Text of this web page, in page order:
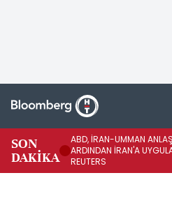
SON
DAKİKA
ABD, İRAN-UMMAN
ARDINDAN İRAN'A
REUTERS